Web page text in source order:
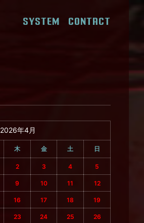
SYSTEM CONTACT
2026年4月
木 金 土 日
2 3 4 5
9 10 11 12
16 17 18 19
23 24 25 26